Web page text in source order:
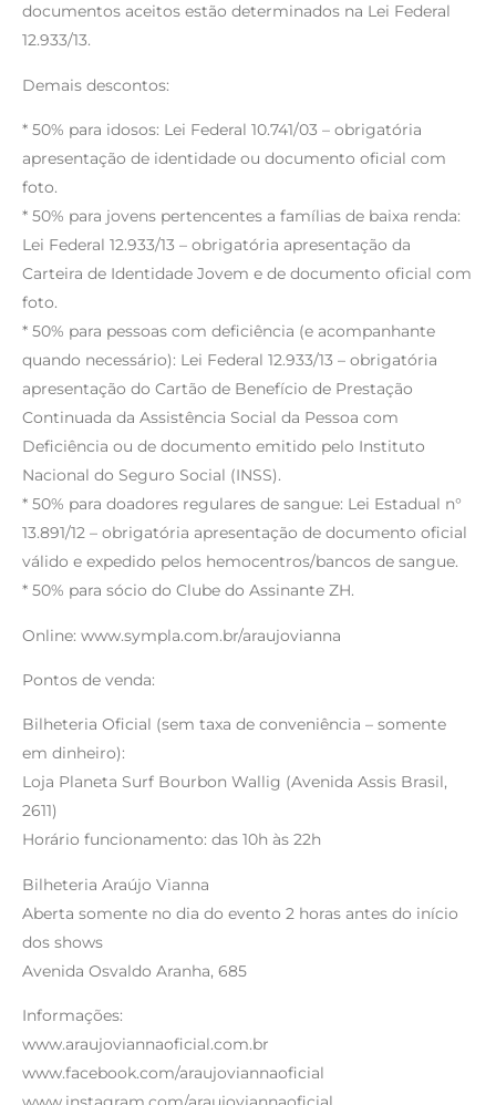
documentos aceitos estão determinados na Lei Federal
12.933/13.
Demais descontos:
* 50% para idosos: Lei Federal 10.741/03 – obrigatória
apresentação de identidade ou documento oficial com
foto.
* 50% para jovens pertencentes a famílias de baixa renda:
Lei Federal 12.933/13 – obrigatória apresentação da
Carteira de Identidade Jovem e de documento oficial com
foto.
* 50% para pessoas com deficiência (e acompanhante
quando necessário): Lei Federal 12.933/13 – obrigatória
apresentação do Cartão de Benefício de Prestação
Continuada da Assistência Social da Pessoa com
Deficiência ou de documento emitido pelo Instituto
Nacional do Seguro Social (INSS).
* 50% para doadores regulares de sangue: Lei Estadual n°
13.891/12 – obrigatória apresentação de documento oficial
válido e expedido pelos hemocentros/bancos de sangue.
* 50% para sócio do Clube do Assinante ZH.
Online: www.sympla.com.br/araujovianna
Pontos de venda:
Bilheteria Oficial (sem taxa de conveniência – somente
em dinheiro):
Loja Planeta Surf Bourbon Wallig (Avenida Assis Brasil,
2611)
Horário funcionamento: das 10h às 22h
Bilheteria Araújo Vianna
Aberta somente no dia do evento 2 horas antes do início
dos shows
Avenida Osvaldo Aranha, 685
Informações:
www.araujoviannaoficial.com.br
www.facebook.com/araujoviannaoficial